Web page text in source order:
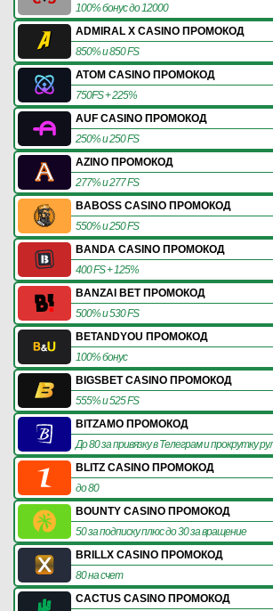
100% бонус до 12000
ADMIRAL X CASINO ПРОМОКОД
850% и 850 FS
ATOM CASINO ПРОМОКОД
750FS + 225%
AUF CASINO ПРОМОКОД
250% и 250 FS
AZINO ПРОМОКОД
277% и 277 FS
BABOSS CASINO ПРОМОКОД
550% и 250 FS
BANDA CASINO ПРОМОКОД
400 FS + 125%
BANZAI BET ПРОМОКОД
500% и 530 FS
BETANDYOU ПРОМОКОД
100% бонус
BIGSBET CASINO ПРОМОКОД
555% и 525 FS
BITZAMO ПРОМОКОД
До 80 за привязку в Телеграм и прокрутку
BLITZ CASINO ПРОМОКОД
до 80
BOUNTY CASINO ПРОМОКОД
50 за подписку плюс до 30 за вращение
BRILLX CASINO ПРОМОКОД
80 на счет
CACTUS CASINO ПРОМОКОД